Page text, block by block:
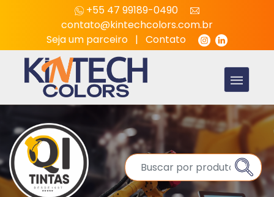
+55 47 99189-0490
contato@kintechcolors.com.br
Seja um parceiro | Contato